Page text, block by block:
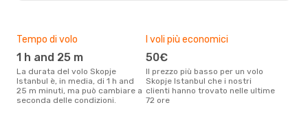
Tempo di volo
1 h and 25 m
La durata del volo Skopje
Istanbul è, in media, di 1 h and
25 m minuti, ma può cambiare a
seconda delle condizioni.
I voli più economici
50€
Il prezzo più basso per un volo
Skopje Istanbul che i nostri
clienti hanno trovato nelle ultime
72 ore